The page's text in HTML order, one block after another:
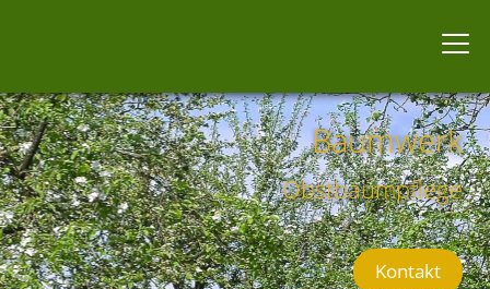
Baumwerk
Obstbaumpflege
Kontakt